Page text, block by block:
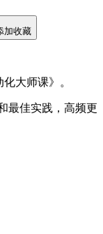
加收藏
大师课》。
最佳实践，高频更